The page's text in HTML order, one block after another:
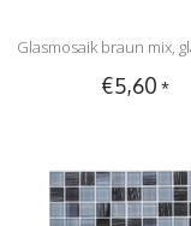
Glasmosaik braun mix,
30x30cm
€5,60 *